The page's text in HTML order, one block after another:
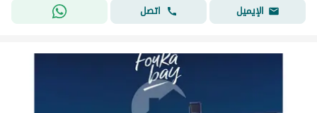
الإيميل
اتصل